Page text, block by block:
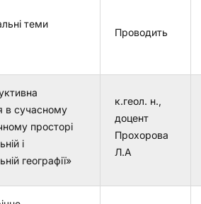
теми
Проводить
в сучасному
просторі
і
географії»
к.геол. н.,
доцент
Прохорова
Л.А